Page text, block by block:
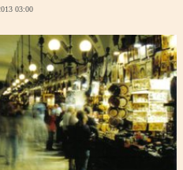
03:00